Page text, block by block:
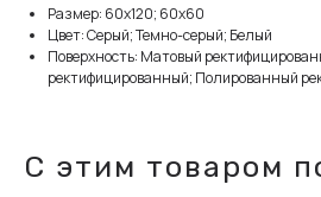
Размер: 60x120; 60x60
Цвет: Серый; Темно-серый; Белый
Поверхность: Матовый
ректифицированный; Полированный
С этим товаром